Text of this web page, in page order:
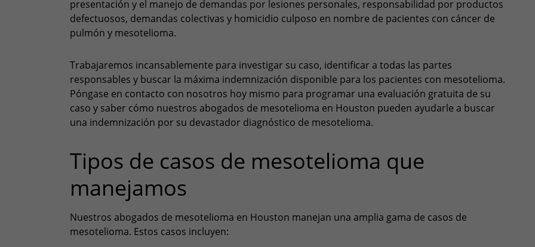
presentación y el manejo de demandas por lesiones personales, responsabilidad por productos
defectuosos, demandas colectivas y homicidio culposo en nombre de pacientes con cáncer de
pulmón y mesotelioma.
Trabajaremos incansablemente para investigar su caso, identificar a todas las partes
responsables y buscar la máxima indemnización disponible para los pacientes con mesotelioma.
Póngase en contacto con nosotros hoy mismo para programar una evaluación gratuita de su
caso y saber cómo nuestros abogados de mesotelioma en Houston pueden ayudarle a buscar
una indemnización por su devastador diagnóstico de mesotelioma.
Tipos de casos de mesotelioma que
manejamos
Nuestros abogados de mesotelioma en Houston manejan una amplia gama de casos de
mesotelioma. Estos casos incluyen: